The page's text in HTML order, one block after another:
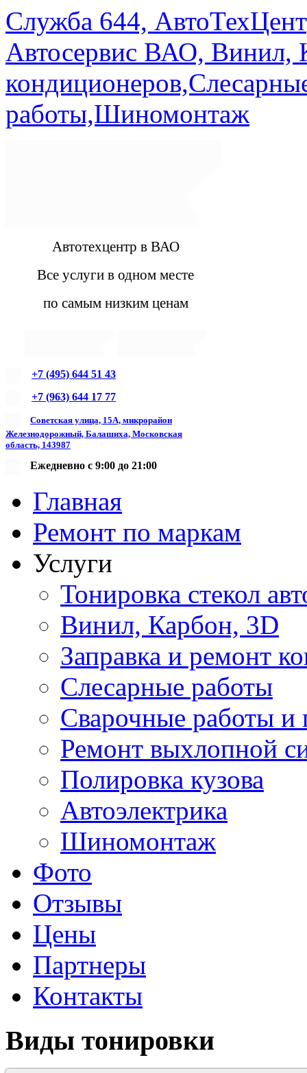
Служба 644,
Автосервис ВАО, Винил,
работы,Шиномонтаж
Автотехцентр в ВАО
Все услуги в одном месте
по самым низким ценам
+7 (495) 644 51 43
+7 (963) 644 17 77
Советская улица, 15А, микрорайон
Железнодорожный, Балашиха, Московская
область, 143987
Ежедневно с 9:00 до 21:00
Главная
Ремонт по маркам
Услуги
Тонировка стекол
Винил, Карбон, 3D
Заправка и ремонт
Слесарные работы
Сварочные работы и
Ремонт выхлопной
Полировка кузова
Автоэлектрика
Шиномонтаж
Фото
Отзывы
Цены
Партнеры
Контакты
Виды тонировки